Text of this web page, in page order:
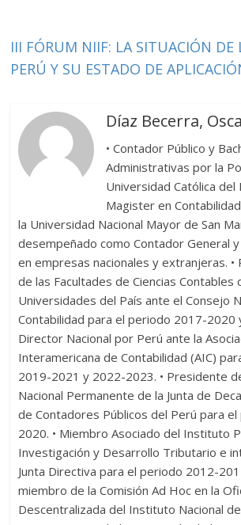
III FÓRUM NIIF: LA SITUACIÓN DE
PERÚ Y SU ESTADO DE
Díaz Becerra,
• Contador Público y
Administrativas por la
Universidad Católica del
Magister en
la Universidad Nacional Mayor de San
desempeñado como Contador General
en empresas nacionales y extranjeras.
de las Facultades de Ciencias Contables
Universidades del País ante el Consejo
Contabilidad para el periodo 2017-2020
Director Nacional por Perú ante la
Interamericana de Contabilidad (AIC)
2019-2021 y 2022-2023. • Presidente
Nacional Permanente de la Junta de
de Contadores Públicos del Perú para
2020. • Miembro Asociado del Instituto
Investigación y Desarrollo Tributario e
Junta Directiva para el periodo 2012-
miembro de la Comisión Ad Hoc en la
Descentralizada del Instituto Nacional